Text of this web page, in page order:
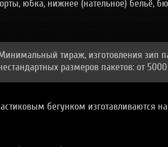
юбка, нижнее (нательное) бельё,
тираж, изготовления зип
размеров пакетов: от
бегунком изготавливаются